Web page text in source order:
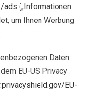
ads („Informationen
um Ihnen Werbung
Daten
EU-US Privacy
EU-